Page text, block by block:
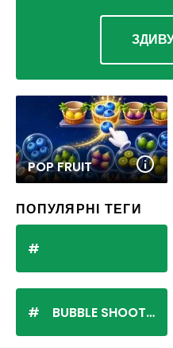
POP FRUIT
ПОПУЛЯРНІ ТЕГИ
BUBBLE SHOOTER